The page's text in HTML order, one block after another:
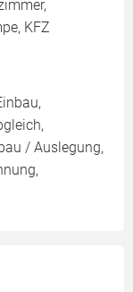
KFZ
/ Auslegung,